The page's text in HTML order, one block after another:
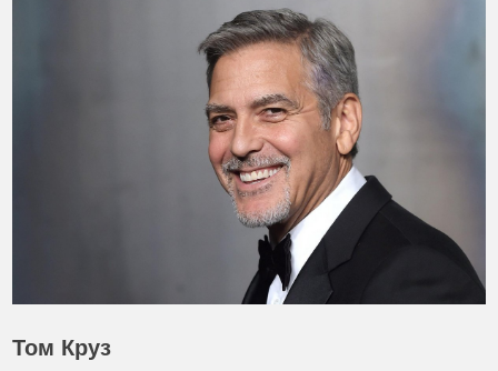
Том Круз